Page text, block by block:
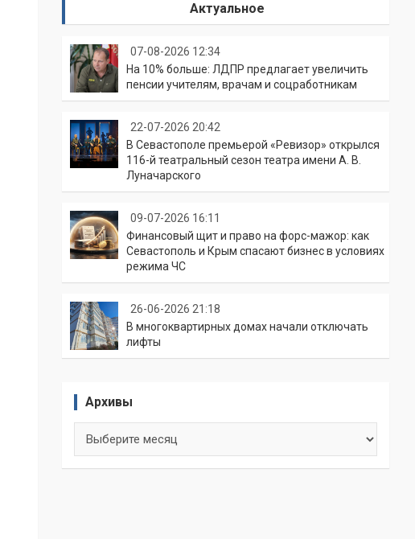
Актуальное
07-08-2026 12:34
На 10% больше: ЛДПР предлагает увеличить
пенсии учителям, врачам и соцработникам
22-07-2026 20:42
В Севастополе премьерой «Ревизор» открылся
116-й театральный сезон театра имени А. В.
Луначарского
09-07-2026 16:11
Финансовый щит и право на форс-мажор: как
Севастополь и Крым спасают бизнес в условиях
режима ЧС
26-06-2026 21:18
В многоквартирных домах начали отключать
лифты
Архивы